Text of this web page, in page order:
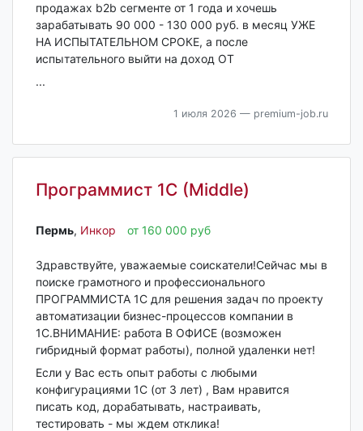
продажах b2b сегменте от 1 года и хочешь
зарабатывать 90 000 - 130 000 руб. в месяц УЖЕ
НА ИСПЫТАТЕЛЬНОМ СРОКЕ, а после
испытательного выйти на доход ОТ
...
1 июля 2026 — premium-job.ru
Программист 1С (Middle)
Пермь‎, Инкор от 160 000 руб
Здравствуйте, уважаемые соискатели!Сейчас мы в
поиске грамотного и профессионального
ПРОГРАММИСТА 1С для решения задач по проекту
автоматизации бизнес-процессов компании в
1С.ВНИМАНИЕ: работа В ОФИСЕ (возможен
гибридный формат работы), полной удаленки нет!
Если у Вас есть опыт работы с любыми
конфигурациями 1С (от 3 лет) , Вам нравится
писать код, дорабатывать, настраивать,
тестировать - мы ждем отклика!